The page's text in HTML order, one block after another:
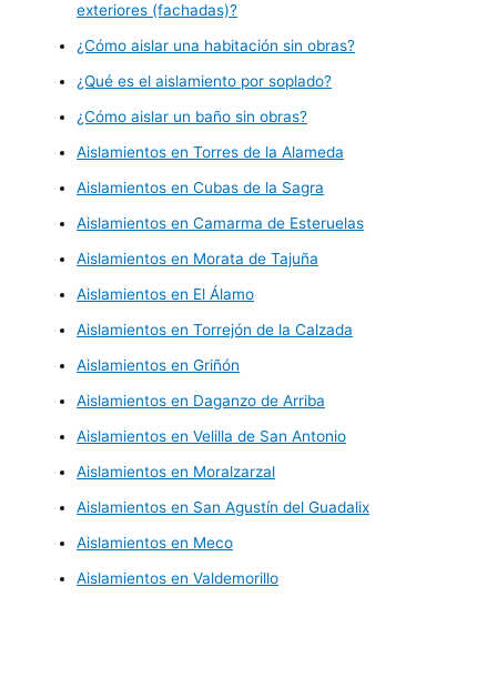
exteriores (fachadas)?
¿Cómo aislar una habitación sin obras?
¿Qué es el aislamiento por soplado?
¿Cómo aislar un baño sin obras?
Aislamientos en Torres de la Alameda
Aislamientos en Cubas de la Sagra
Aislamientos en Camarma de Esteruelas
Aislamientos en Morata de Tajuña
Aislamientos en El Álamo
Aislamientos en Torrejón de la Calzada
Aislamientos en Griñón
Aislamientos en Daganzo de Arriba
Aislamientos en Velilla de San Antonio
Aislamientos en Moralzarzal
Aislamientos en San Agustín del Guadalix
Aislamientos en Meco
Aislamientos en Valdemorillo